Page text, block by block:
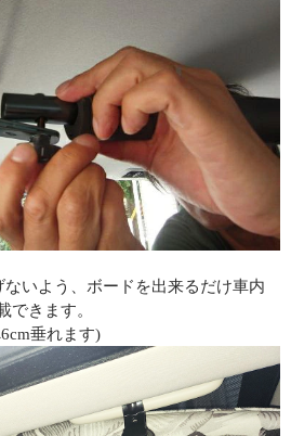
いよう、ボードを出来るだけ車内
できます。
垂れます)